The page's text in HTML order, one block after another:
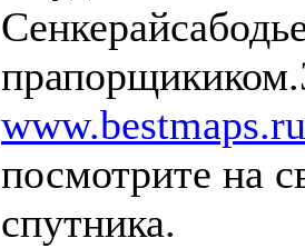
посмотрите на
спутника.